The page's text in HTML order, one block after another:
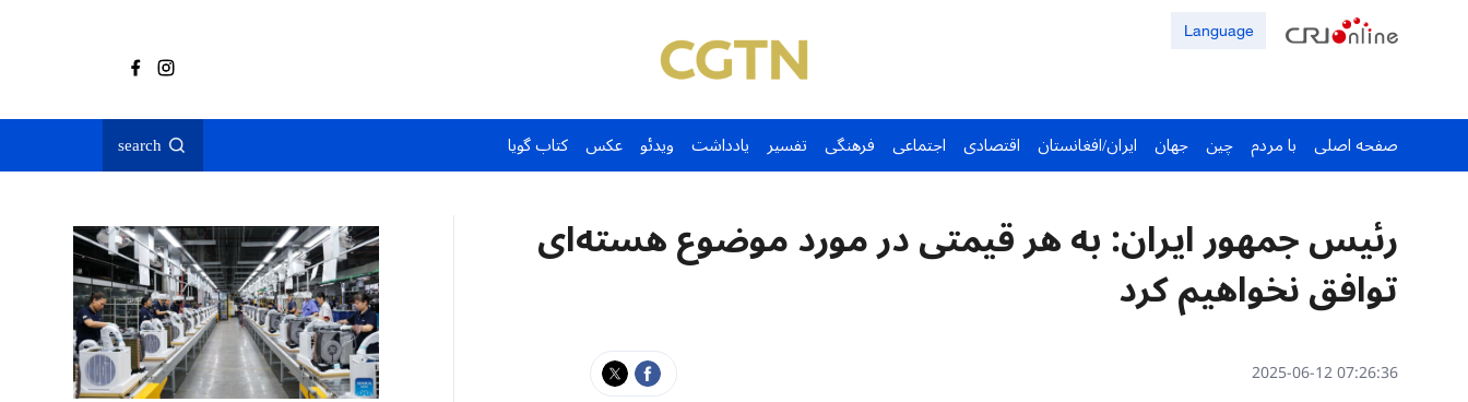
Language
صفحه اصلی با مردم چین جهان ایران/افغانستان اقتصادی اجتماعی فرهنگی تفسیر یادداشت ویدئو عکس کتاب گویا search
رئیس ‌جمهور ایران: به هر قیمتی در مورد موضوع هسته‌ای
توافق نخواهیم کرد
07:26:36 2025-06-12